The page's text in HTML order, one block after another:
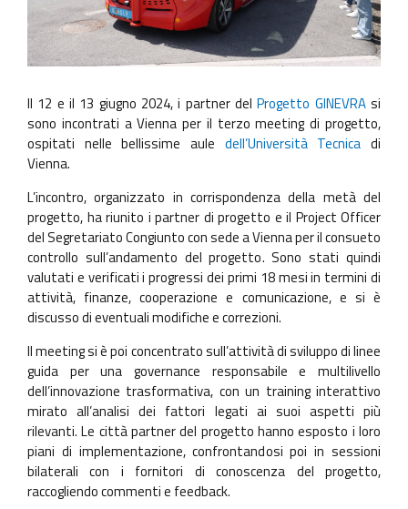
Il 12 e il 13 giugno 2024, i partner delProgetto GINEVRAsi
sono incontrati a Vienna per il terzo meeting di progetto,
ospitati nelle bellissime aule dell’Università Tecnica di
Vienna.
L’incontro, organizzato in corrispondenza della metà del
progetto, ha riunito i partner di progetto e il Project Officer
del Segretariato Congiunto con sede a Vienna per il consueto
controllo sull’andamento del progetto. Sono stati quindi
valutati e verificati i progressi dei primi 18 mesi in termini di
attività, finanze, cooperazione e comunicazione, e si è
discusso di eventuali modifiche e correzioni.
Il meeting si è poi concentrato sull’attività di sviluppo di linee
guida per una governance responsabile e multilivello
dell’innovazione trasformativa, con un training interattivo
mirato all’analisi dei fattori legati ai suoi aspetti più
rilevanti. Le città partner del progetto hanno esposto i loro
piani di implementazione, confrontandosi poi in sessioni
bilaterali con i fornitori di conoscenza del progetto,
raccogliendo commenti e feedback.